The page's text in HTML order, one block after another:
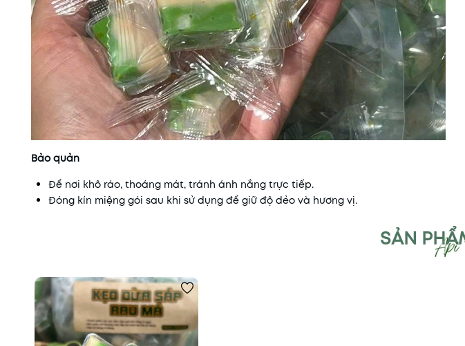
Bảo quản
Để nơi khô ráo, thoáng mát, tránh ánh nắng trực tiếp.
Đóng kín miệng gói sau khi sử dụng để giữ độ dẻo và hương vị.
SẢN